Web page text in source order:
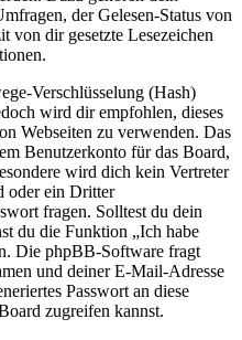
der Gelesen-Status von
von dir gesetzte Lesezeichen
Verschlüsselung (Hash)
wird dir empfohlen, dieses
Webseiten zu verwenden. Das
Benutzerkonto für das Board,
wird dich kein Vertreter
oder ein Dritter
fragen. Solltest du dein
du die Funktion „Ich habe
Die phpBB-Software fragt
und deiner E-Mail-Adresse
Passwort an diese
zugreifen kannst.